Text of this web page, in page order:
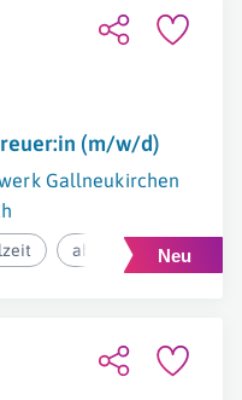
(m/w/d)
Gallneukirchen
ab 2.974,60€ pro